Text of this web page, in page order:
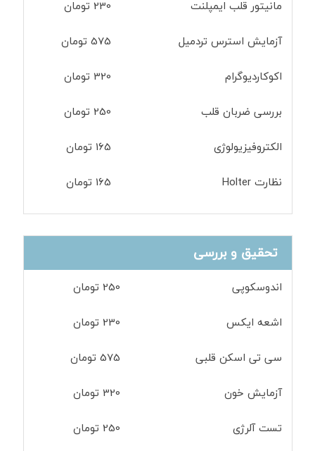
مانیتور قلب ایمپلنت
230 تومان
آزمایش استرس تردمیل
575 تومان
اکوکاردیوگرام
320 تومان
بررسی ضربان قلب
250 تومان
الکتروفیزیولوژی
165 تومان
نظارت Holter
165 تومان
تحقیق و بررسی
اندوسکوپی
250 تومان
اشعه ایکس
230 تومان
سی تی اسکن قلبی
575 تومان
آزمایش خون
320 تومان
تست آلرژی
250 تومان